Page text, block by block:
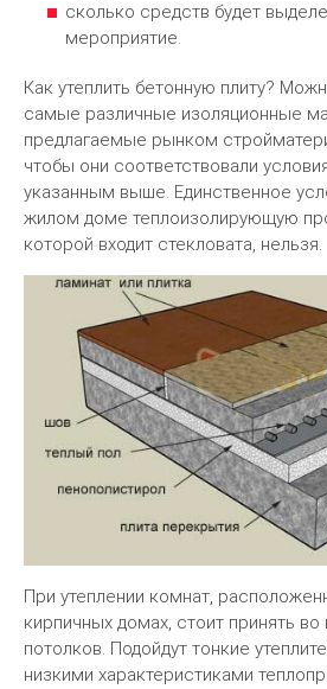
сколько средств будет
мероприятие.
Как утеплить бетонную плиту?
самые различные изоляционные
предлагаемые рынком
чтобы они соответствовали
указанным выше. Единственное
жилом доме теплоизолирующую
которой входит стекловата, нельзя.
При утеплении комнат,
кирпичных домах, стоит принять
потолков. Подойдут тонкие
низкими характеристиками